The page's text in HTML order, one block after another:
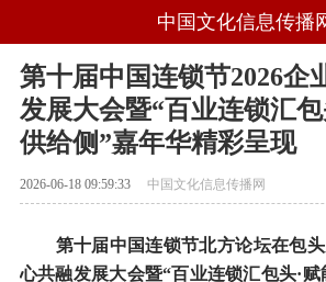
中国文化信息传播
第十届中国连锁节2026企
发展大会暨“百业连锁汇
供给侧”嘉年华精彩呈现
2026-06-18 09:59:33 中国文化信息传播网
第十届中国连锁节北方论坛在包头
心共融发展大会暨“百业连锁汇包头·